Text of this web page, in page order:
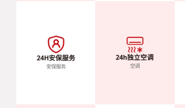
24H安保服务
安保服务
24h独立空调
空调